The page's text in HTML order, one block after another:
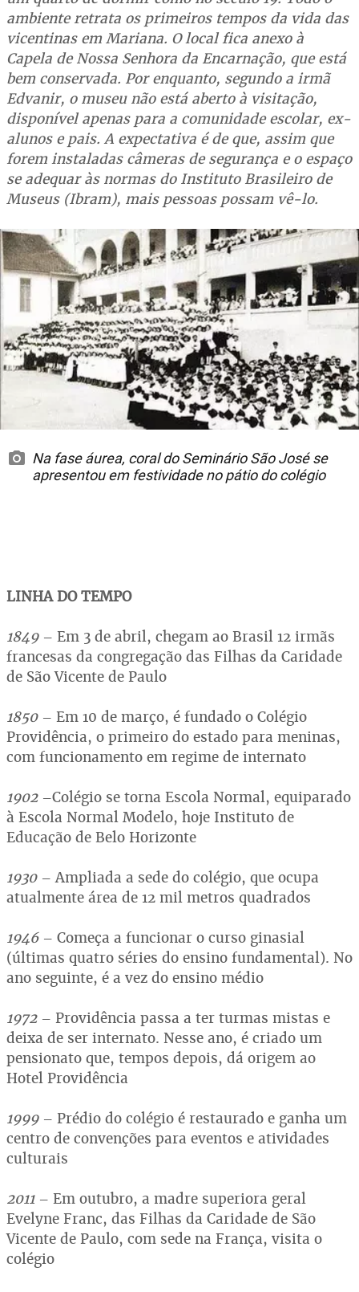
ambiente retrata os primeiros tempos da vida das
vicentinas em Mariana. O local fica anexo à
Capela de Nossa Senhora da Encarnação, que está
bem conservada. Por enquanto, segundo a irmã
Edvanir, o museu não está aberto à visitação,
disponível apenas para a comunidade escolar, ex-
alunos e pais. A expectativa é de que, assim que
forem instaladas câmeras de segurança e o espaço
se adequar às normas do Instituto Brasileiro de
Museus (Ibram), mais pessoas possam vê-lo.
Na fase áurea, coral do Seminário São José se
apresentou em festividade no pátio do colégio
LINHA DO TEMPO
1849– Em 3 de abril, chegam ao Brasil 12 irmãs
francesas da congregação das Filhas da Caridade
de São Vicente de Paulo
1850– Em 10 de março, é fundado o Colégio
Providência, o primeiro do estado para meninas,
com funcionamento em regime de internato
1902–Colégio se torna Escola Normal, equiparado
à Escola Normal Modelo, hoje Instituto de
Educação de Belo Horizonte
1930– Ampliada a sede do colégio, que ocupa
atualmente área de 12 mil metros quadrados
1946– Começa a funcionar o curso ginasial
(últimas quatro séries do ensino fundamental). No
ano seguinte, é a vez do ensino médio
1972– Providência passa a ter turmas mistas e
deixa de ser internato. Nesse ano, é criado um
pensionato que, tempos depois, dá origem ao
Hotel Providência
1999– Prédio do colégio é restaurado e ganha um
centro de convenções para eventos e atividades
culturais
2011– Em outubro, a madre superiora geral
Evelyne Franc, das Filhas da Caridade de São
Vicente de Paulo, com sede na França, visita o
colégio